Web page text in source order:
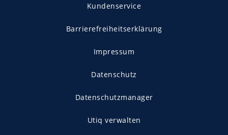
Kundenservice
Barrierefreiheitserklärung
Impressum
Datenschutz
Datenschutzmanager
Utiq verwalten